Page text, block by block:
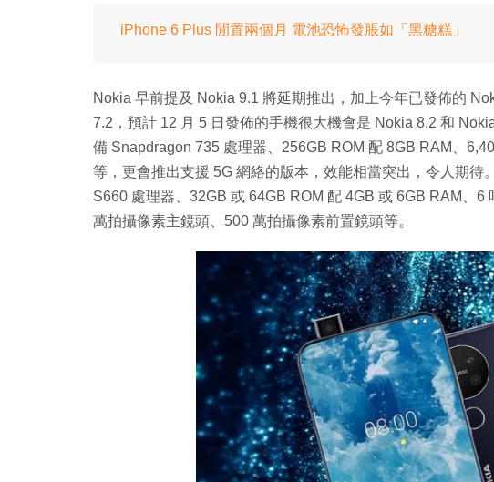
iPhone 6 Plus 閒置兩個月 電池恐怖發脹如「黑糖糕」
Nokia 早前提及 Nokia 9.1 將延期推出，加上今年已發佈的
7.2，預計 12 月 5 日發佈的手機很大機會是 Nokia 8.2 和
備 Snapdragon 735 處理器、256GB ROM 配 8GB RAM、
等，更會推出支援 5G 網絡的版本，效能相當突出，令人期待
S660 處理器、32GB 或 64GB ROM 配 4GB 或 6GB RAM、
萬拍攝像素主鏡頭、500 萬拍攝像素前置鏡頭等。